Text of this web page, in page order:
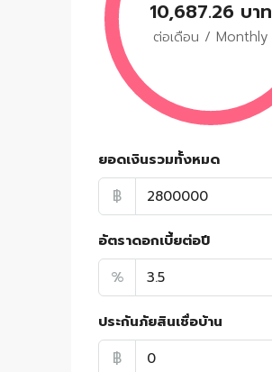
10,687.26 บาท
ต่อเดือน / Monthly
ยอดเงินรวมทั้งหมด
฿
อัตราดอกเบี้ยต่อปี
%
ประกันภัยสินเชื่อบ้าน
฿